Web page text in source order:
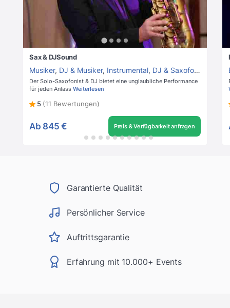
Sax & DJSound
Musiker, DJ & Musiker, Instrumental, DJ & Saxofon ,
Der Solo-Saxofonist & DJ bietet eine unglaubliche Performance
für jeden Anlass Weiterlesen
5 (11 Bewertungen)
Ab 845 € Preis & Verfügbarkeit anfragen
Garantierte Qualität
Persönlicher Service
Auftrittsgarantie
Erfahrung mit 10.000+ Events